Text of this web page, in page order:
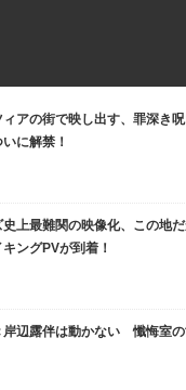
アの街で映し出す、罪深き
に解禁！
上最難関の映像化、この地
ングPVが到着！
辺露伴は動かない 懺悔室